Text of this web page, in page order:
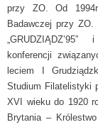
przy ZO. Od
Badawczej przy ZO.
konferencji
leciem I
Studium Filatelistyki
XVI wieku do 1920
Brytania –